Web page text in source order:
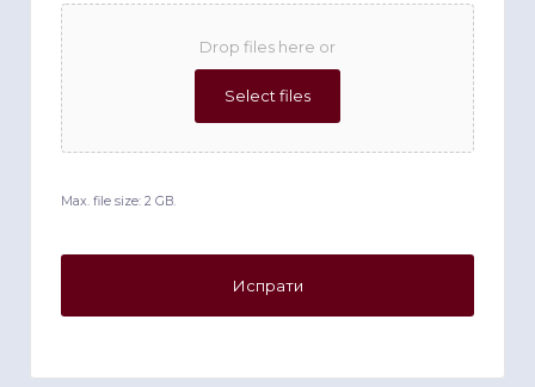
Drop files here or
Select files
Max. file size: 2 GB.